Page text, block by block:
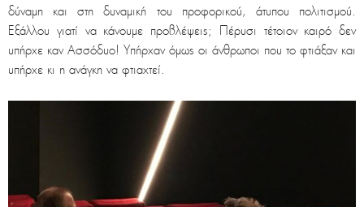
δύναμη και στη δυναμική του προφορικού, άτυπου πολιτισμού.
Εξάλλου γιατί να κάνουμε προβλέψεις; Πέρυσι τέτοιον καιρό δεν
υπήρχε καν Ασσόδυο! Υπήρχαν όμως οι άνθρωποι που το φτιάξαν και
υπήρχε κι η ανάγκη να φτιαχτεί.